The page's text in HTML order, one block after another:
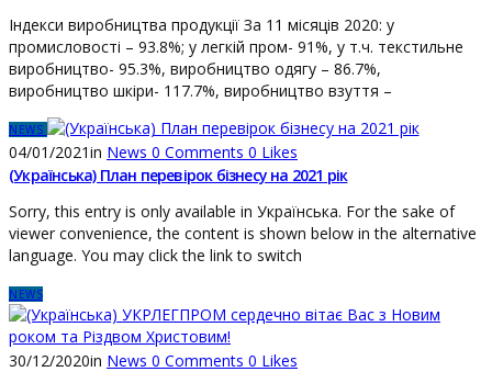
Індекси виробництва продукції За 11 місяців 2020: у
промисловості – 93.8%; у легкій пром- 91%, у т.ч. текстильне
виробництво- 95.3%, виробництво одягу – 86.7%,
виробництво шкіри- 117.7%, виробництво взуття –
NEWS
04/01/2021in News 0 Comments 0 Likes
(Українська) План перевірок бізнесу на 2021 рік
Sorry, this entry is only available in Українська. For the sake of
viewer convenience, the content is shown below in the alternative
language. You may click the link to switch
NEWS
30/12/2020in News 0 Comments 0 Likes